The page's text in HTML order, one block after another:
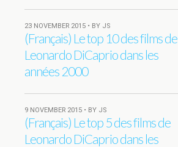
23 NOVEMBER 2015 • BY JS
(Français) Le top 10 des films de
Leonardo DiCaprio dans les
années 2000
9 NOVEMBER 2015 • BY JS
(Français) Le top 5 des films de
Leonardo DiCaprio dans les